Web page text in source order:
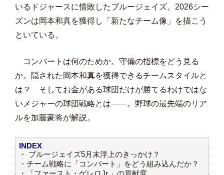
いるドジャースに惜敗したブルージェイズ。2026シー
ズンは岡本和真を獲得し「新たなチーム像」を描こう
といている。
コンバートは何のためか。守備の指標をどう見る
か。隠された岡本和真を獲得できるチームスタイルと
は？ そしてお金がある球団だけが勝てるわけではな
いメジャーの球団戦略とは――。野球の最先端のリア
ルを加藤豪将が解説。
INDEX
・ ブルージェイズ5月末浮上のきっかけ？
・チーム戦略に「コンバート」をどう組み込んだか？
・「ファースト・ゲレロJr.」の貢献度